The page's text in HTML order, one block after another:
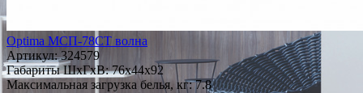
Optima МСП-78СТ волна
Артикул:324579
Габариты ШxГxВ: 76x44x92
Максимальная загрузка белья, кг: 7.8